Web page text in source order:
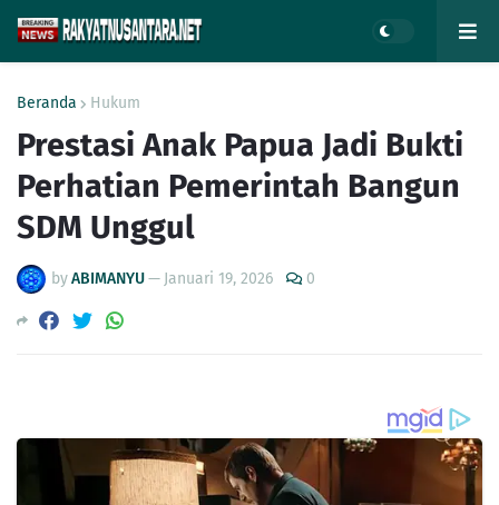
Beranda Hukum
Prestasi Anak Papua Jadi Bukti
Perhatian Pemerintah Bangun
SDM Unggul
byABIMANYU— Januari 19, 2026 0